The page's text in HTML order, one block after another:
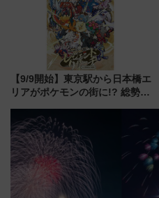
【9/9開始】東京駅から日本橋エ
リアがポケモンの街に!? 総勢
リサーチ」本格謎解き・グッズ
情報まとめ